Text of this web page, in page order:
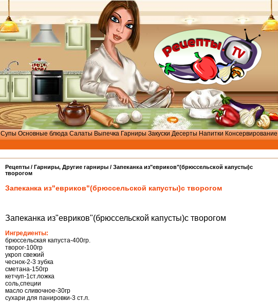
Супы Основные блюда Салаты Выпечка Гарниры Закуски Десерты Напитки Консервирование
Рецепты / Гарниры, Другие гарниры / Запеканка из"евриков"(брюссельской капусты)с
творогом
Запеканка из"евриков"(брюссельской капусты)с творогом
Запеканка из"евриков"(брюссельской капусты)с творогом
Ингредиенты:
брюссельская капуста-400гр.
творог-100гр
укроп свежий
чеснок-2-3 зубка
сметана-150гр
кетчуп-1ст.ложка
соль,специи
масло сливочное-30гр
сухари для панировки-3 ст.л.